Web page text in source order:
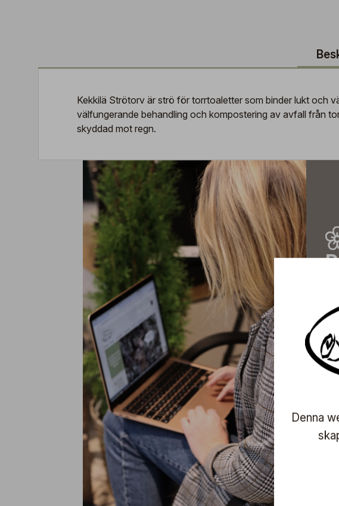
Kekkilä Strötorv är strö för torrtoaletter som binder lukt och
välfungerande behandling och kompostering av avfall från
skyddad mot regn.
Denna